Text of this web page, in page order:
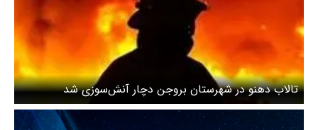
تالاب دهنو در شهرستان بروجن دچار آنش‌سوزی شد